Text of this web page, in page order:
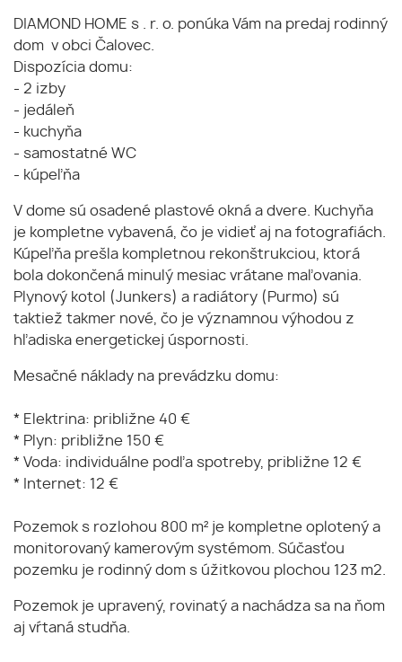
DIAMOND HOME s . r. o. ponúka Vám na predaj rodinný
dom v obci Čalovec.
Dispozícia domu:
- 2 izby
- jedáleň
- kuchyňa
- samostatné WC
- kúpeľňa
V dome sú osadené plastové okná a dvere. Kuchyňa
je kompletne vybavená, čo je vidieť aj na fotografiách.
Kúpeľňa prešla kompletnou rekonštrukciou, ktorá
bola dokončená minulý mesiac vrátane maľovania.
Plynový kotol (Junkers) a radiátory (Purmo) sú
taktiež takmer nové, čo je významnou výhodou z
hľadiska energetickej úspornosti.
Mesačné náklady na prevádzku domu:
* Elektrina: približne 40 €
* Plyn: približne 150 €
* Voda: individuálne podľa spotreby, približne 12 €
* Internet: 12 €
Pozemok s rozlohou 800 m² je kompletne oplotený a
monitorovaný kamerovým systémom. Súčasťou
pozemku je rodinný dom s úžitkovou plochou 123 m2.
Pozemok je upravený, rovinatý a nachádza sa na ňom
aj vŕtaná studňa.